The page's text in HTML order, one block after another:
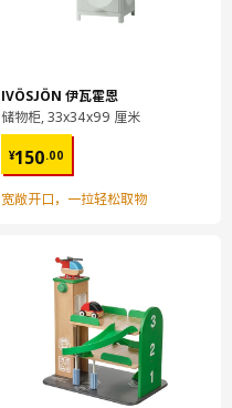
IVÖSJÖN 伊瓦霍恩
储物柜, 33x34x99 厘米
¥150.00
¥ 150.00
宽敞开口，一拉轻松取物